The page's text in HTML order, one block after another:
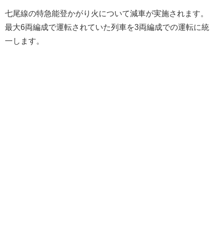
七尾線の特急能登かがり火について減車が実施されます。
最大6両編成で運転されていた列車を3両編成での運転に統
一します。